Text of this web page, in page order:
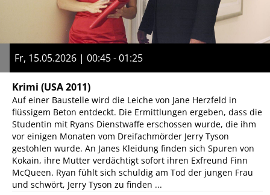
Fr, 15.05.2026 | 00:45 - 01:25
Krimi (USA 2011)
Auf einer Baustelle wird die Leiche von Jane Herzfeld in
flüssigem Beton entdeckt. Die Ermittlungen ergeben, dass die
Studentin mit Ryans Dienstwaffe erschossen wurde, die ihm
vor einigen Monaten vom Dreifachmörder Jerry Tyson
gestohlen wurde. An Janes Kleidung finden sich Spuren von
Kokain, ihre Mutter verdächtigt sofort ihren Exfreund Finn
McQueen. Ryan fühlt sich schuldig am Tod der jungen Frau
und schwört, Jerry Tyson zu finden ...